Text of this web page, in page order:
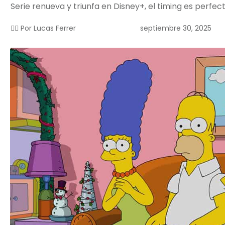
Serie renueva y triunfa en Disney+, el timing es
✍🏻 Por Lucas Ferrer septiembre 30, 2025